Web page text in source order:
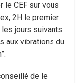
le CEF sur vous
2H le premier
les jours suivants.
aux vibrations du
de le